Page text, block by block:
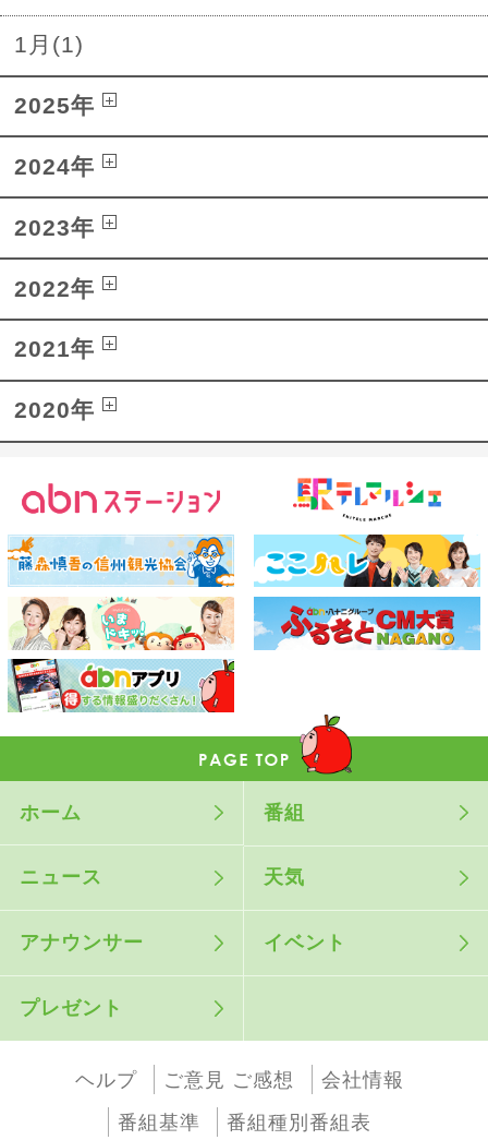
1月(1)
2025年
2024年
2023年
2022年
2021年
2020年
ホーム 番組
ニュース 天気
アナウンサー イベント
プレゼント
ヘルプ ご意見 ご感想
会社情報
番組基準
番組種別番組表